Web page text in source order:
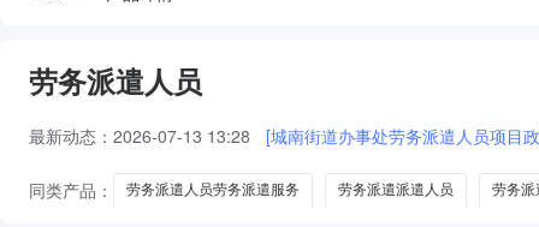
劳务派遣人员
最新动态： 2026-07-13 13:28 [城南街道办事处劳务派遣人员项目
同类产品： 劳务派遣人员劳务派遣服务 劳务派遣派遣人员 劳务派